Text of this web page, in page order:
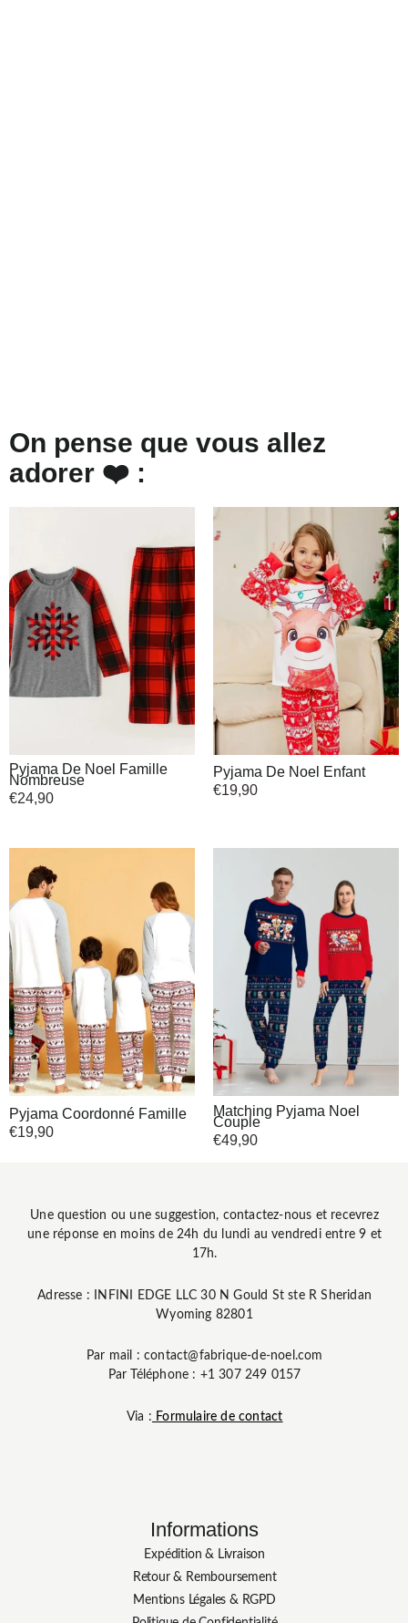
On pense que vous allez
adorer ❤️ :
Pyjama De Noel Famille
Nombreuse
€24,90
Pyjama De Noel Enfant
€19,90
Pyjama Coordonné Famille
€19,90
Matching Pyjama Noel
Couple
€49,90
Une question ou une suggestion, contactez-nous et recevrez
une réponse en moins de 24h du lundi au vendredi entre 9 et
17h.
Adresse : INFINI EDGE LLC 30 N Gould St ste R Sheridan
Wyoming 82801
Par mail : contact@fabrique-de-noel.com
Par Téléphone : +1 307 249 0157
Via : Formulaire de contact
Informations
Expédition & Livraison
Retour & Remboursement
Mentions Légales & RGPD